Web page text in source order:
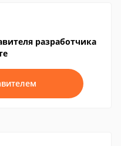
разработчика